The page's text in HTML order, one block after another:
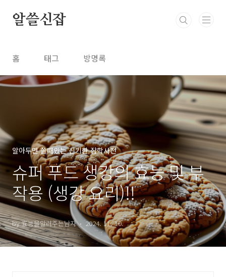
알쓸신잡
홈 태그 방명록
알아두면 쓸때있는 신기한 잡학사전
슈퍼 푸드 생강의 효능 및 부
작용 (생강 요리)!!
by 효능을알려주는남자 2024. 11. 10.